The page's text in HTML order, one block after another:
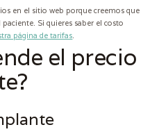
en el sitio web porque creemos que
Si quieres saber el costo
página de tarifas
el precio